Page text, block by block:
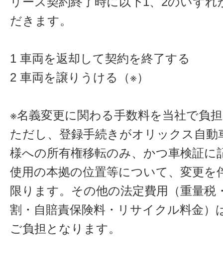
だきます。
1 車両を返却して契約を終了する
2 車両を譲りうける（※）
※名義変更に関わる手数料を当社で負
ただし、登録手続きがオリックス自動
様への所有権移転のみ、かつ車検証に
使用の本拠の位置等について、変更を
限ります。その他の法定費用（重量税
割・自賠責保険料・リサイクル料金）
ご負担となります。